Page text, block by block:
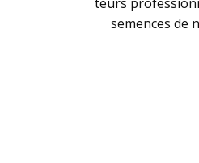
semences de